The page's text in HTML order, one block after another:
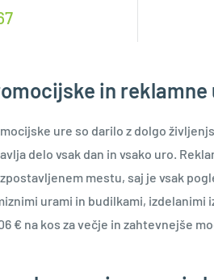
in reklamne
ure so darilo z dolgo
delo vsak dan in vsako uro.
mestu, saj je vsak
urami in budilkami, izdelanimi
€ na kos za večje in zahtevnejše